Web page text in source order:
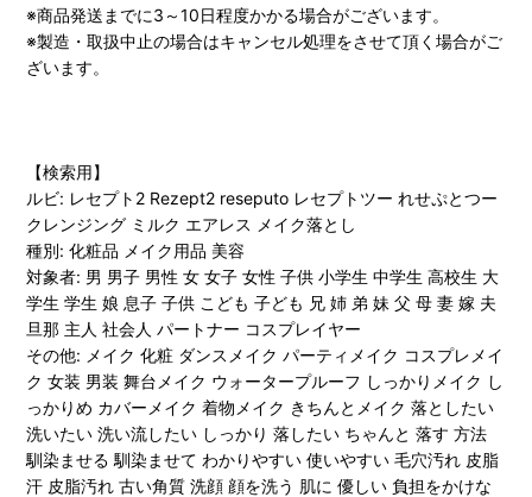
※商品発送までに3～10日程度かかる場合がございます。
※製造・取扱中止の場合はキャンセル処理をさせて頂く場合がご
ざいます。
【検索用】
ルビ: レセプト2 Rezept2 reseputo レセプトツー れせぷとつー
クレンジング ミルク エアレス メイク落とし
種別: 化粧品 メイク用品 美容
対象者: 男 男子 男性 女 女子 女性 子供 小学生 中学生 高校生 大
学生 学生 娘 息子 子供 こども 子ども 兄 姉 弟 妹 父 母 妻 嫁 夫
旦那 主人 社会人 パートナー コスプレイヤー
その他: メイク 化粧 ダンスメイク パーティメイク コスプレメイ
ク 女装 男装 舞台メイク ウォータープルーフ しっかりメイク し
っかりめ カバーメイク 着物メイク きちんとメイク 落としたい
洗いたい 洗い流したい しっかり 落したい ちゃんと 落す 方法
馴染ませる 馴染ませて わかりやすい 使いやすい 毛穴汚れ 皮脂
汗 皮脂汚れ 古い角質 洗顔 顔を洗う 肌に 優しい 負担をかけな